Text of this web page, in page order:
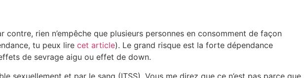
rien n’empêche que plusieurs personnes en consomment de façon
tu peux lire cet article). Le grand risque est la forte dépendance
de sevrage aigu ou effet de down.
sexuellement et par le sang (ITSS). Vous me direz que ce n’est pas parce que